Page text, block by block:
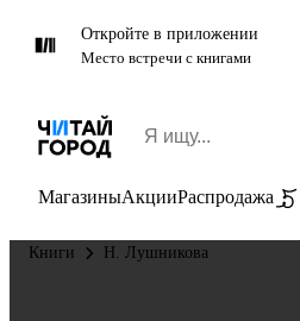
Откройте в приложении
Место встречи с книгами
МагазиныАкцииРаспродажа
Книги Н. Лушникова